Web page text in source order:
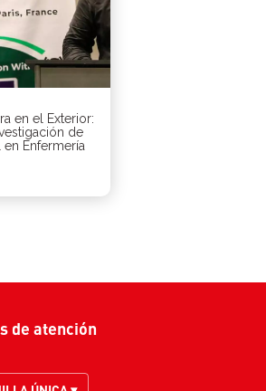
en el Exterior:
de
Enfermería
de atención